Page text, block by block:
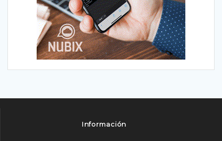
Información